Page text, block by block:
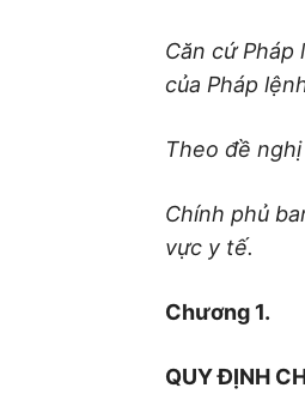
Căn cứ Pháp
của Pháp
Theo đề
Chính phủ
vực y tế.
Chương 1.
QUY ĐỊNH